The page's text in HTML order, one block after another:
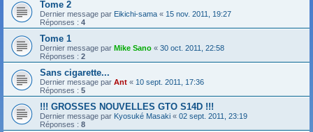
Tome 2
Dernier message par Eikichi-sama « 15 nov. 2011, 19:27
Réponses : 4
Tome 1
Dernier message par Mike Sano « 30 oct. 2011, 22:58
Réponses : 2
Sans cigarette...
Dernier message par Ant « 10 sept. 2011, 17:36
Réponses : 5
!!! GROSSES NOUVELLES GTO S14D !!!
Dernier message par Kyosuké Masaki « 02 sept. 2011, 23:19
Réponses : 8